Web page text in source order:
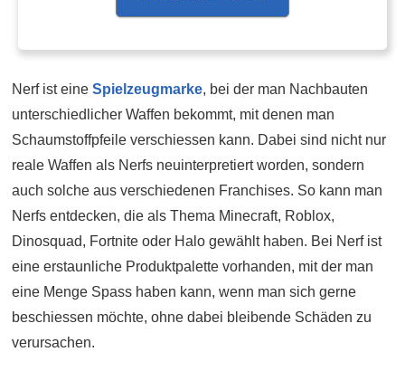
Nerf ist eine Spielzeugmarke, bei der man Nachbauten
unterschiedlicher Waffen bekommt, mit denen man
Schaumstoffpfeile verschiessen kann. Dabei sind nicht nur
reale Waffen als Nerfs neuinterpretiert worden, sondern
auch solche aus verschiedenen Franchises. So kann man
Nerfs entdecken, die als Thema Minecraft, Roblox,
Dinosquad, Fortnite oder Halo gewählt haben. Bei Nerf ist
eine erstaunliche Produktpalette vorhanden, mit der man
eine Menge Spass haben kann, wenn man sich gerne
beschiessen möchte, ohne dabei bleibende Schäden zu
verursachen.